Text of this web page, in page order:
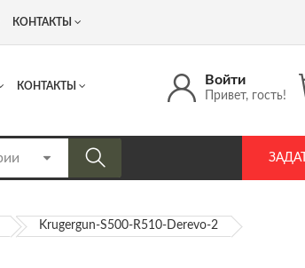
+7 (917) 537 17 16
Войти
Привет, гость!
КОНТАКТЫ
КОНТАКТЫ
Krugergun-S500-R510-Derevo-2